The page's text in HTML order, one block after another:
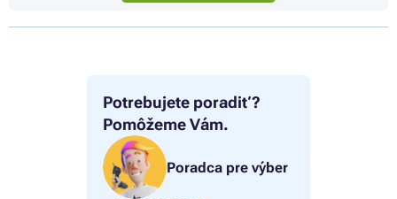
Potrebujete poradiť?
Pomôžeme Vám.
Poradca pre výber